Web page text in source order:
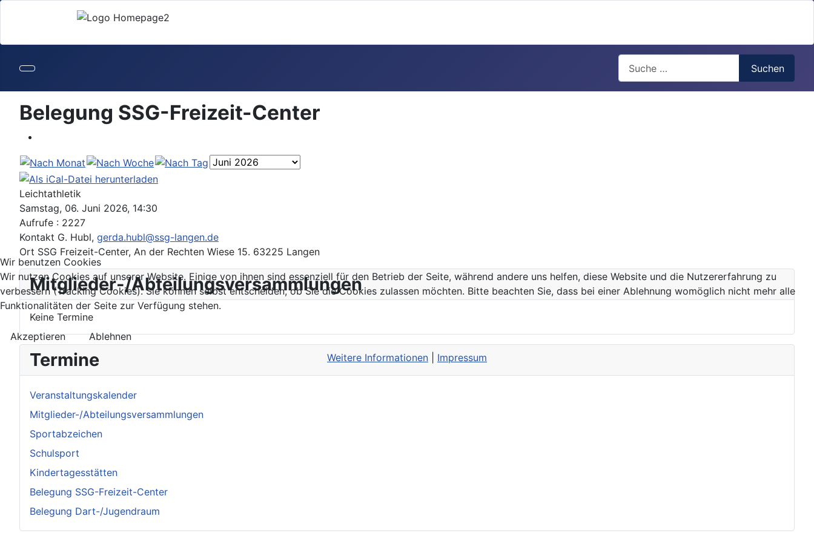
Suchen
Mitglieder-/Abteilungsversammlungen
Keine Termine
Termine
Veranstaltungskalender
Mitglieder-/Abteilungsversammlungen
Sportabzeichen
Schulsport
Kindertagesstätten
Belegung SSG-Freizeit-Center
Belegung Dart-/Jugendraum
Belegung SSG-Freizeit-Center
Leichtathletik
Samstag, 06. Juni 2026, 14:30
Aufrufe : 2227
Kontakt G. Hubl, gerda.hubl@ssg-langen.de
Ort SSG Freizeit-Center, An der Rechten Wiese 15. 63225 Langen
Wir benutzen Cookies
Wir nutzen Cookies auf unserer Website. Einige von ihnen sind essenziell für den Betrieb der Seite, während andere uns helfen, diese Website und die Nutzererfahrung zu
verbessern (Tracking Cookies). Sie können selbst entscheiden, ob Sie die Cookies zulassen möchten. Bitte beachten Sie, dass bei einer Ablehnung womöglich nicht mehr alle
Funktionalitäten der Seite zur Verfügung stehen.
Akzeptieren
Ablehnen
Weitere Informationen
Impressum